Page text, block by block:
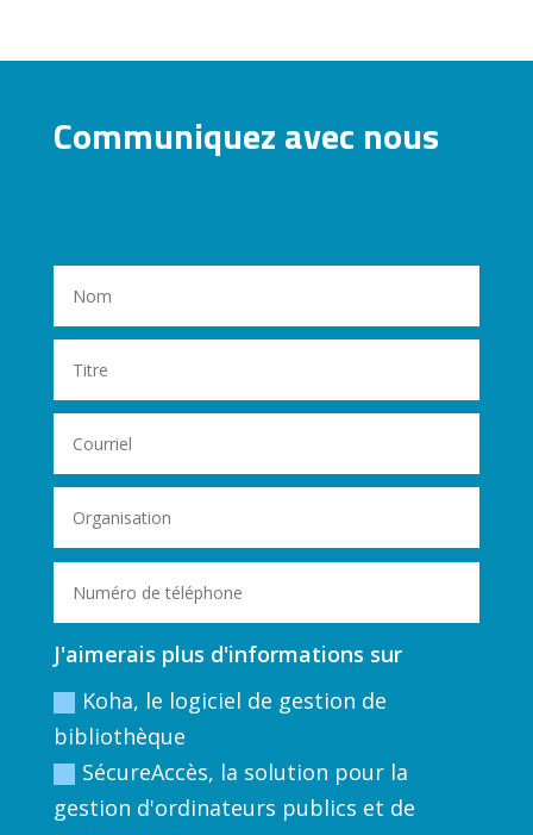
Communiquez avec nous
J'aimerais plus d'informations sur
Koha, le logiciel de gestion de
bibliothèque
SécureAccès, la solution pour la
gestion d'ordinateurs publics et de